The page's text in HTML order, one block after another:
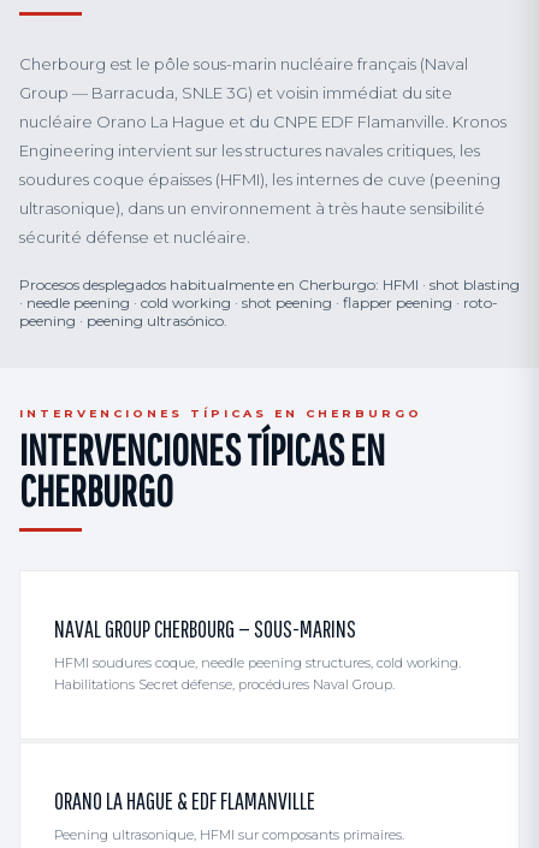
Cherbourg est le pôle sous-marin nucléaire français (Naval
Group — Barracuda, SNLE 3G) et voisin immédiat du site
nucléaire Orano La Hague et du CNPE EDF Flamanville. Kronos
Engineering intervient sur les structures navales critiques, les
soudures coque épaisses (HFMI), les internes de cuve (peening
ultrasonique), dans un environnement à très haute sensibilité
sécurité défense et nucléaire.
Procesos desplegados habitualmente en Cherburgo: HFMI · shot blasting
· needle peening · cold working · shot peening · flapper peening · roto-
peening · peening ultrasónico.
INTERVENCIONES TÍPICAS EN CHERBURGO
INTERVENCIONES TÍPICAS EN
CHERBURGO
NAVAL GROUP CHERBOURG — SOUS-MARINS
HFMI soudures coque, needle peening structures, cold working.
Habilitations Secret défense, procédures Naval Group.
ORANO LA HAGUE & EDF FLAMANVILLE
Peening ultrasonique, HFMI sur composants primaires.